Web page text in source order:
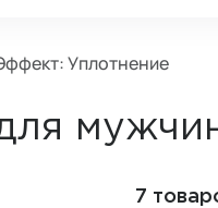
Уплотнение
7